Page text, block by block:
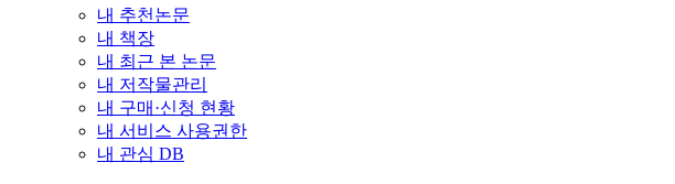
내 추천논문
내 책장
내 최근 본 논문
내 저작물관리
내 구매·신청 현황
내 서비스 사용권한
내 관심 DB